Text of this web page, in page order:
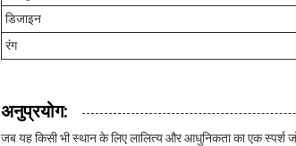
डिजाइन
रंग
अनुप्रयोग:
जब यह किसी भी स्थान के लिए लालित्य और आधुनिकता का एक